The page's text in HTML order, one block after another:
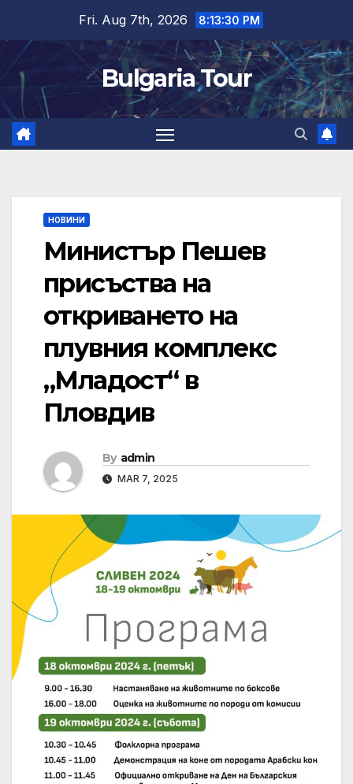
content
Fri. Aug 7th, 2026 8:13:31 PM
Bulgaria Tour
НОВИНИ
Министър Пешев
присъства на
откриването на
плувния комплекс
„Младост“ в
Пловдив
By admin
MAR 7, 2025